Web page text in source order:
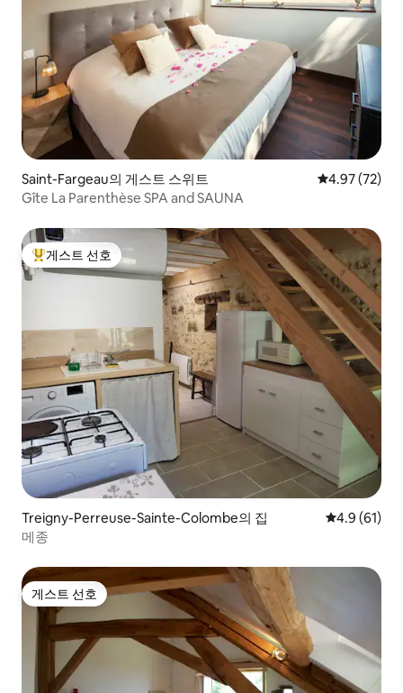
Saint-Fargeau의 게스트 스위트 평점 4.97점(5
4.97 (72)
Gîte La Parenthèse SPA and SAUNA
상위 게스트 선호
게스트 선호
Treigny-Perreuse-Sainte-Colombe의 집 평점 4.9점(5
4.9 (61)
메종
게스트 선호
게스트 선호